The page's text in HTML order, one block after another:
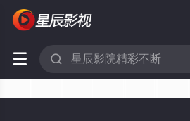
 